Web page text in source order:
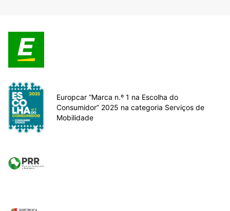
Europcar “Marca n.º 1 na Escolha do
Consumidor” 2025 na categoria Serviços de
Mobilidade